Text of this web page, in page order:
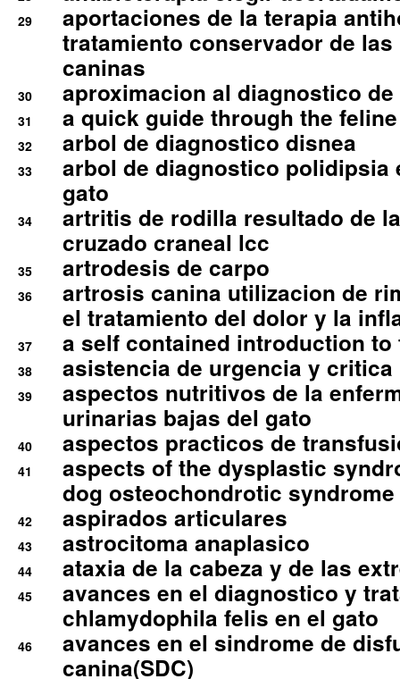
29
aportaciones de la terapia
tratamiento conservador de
caninas
30 aproximacion al diagnostico
31 a quick guide through the
32 arbol de diagnostico disnea
33
arbol de diagnostico polidipsia
gato
34
artritis de rodilla resultado de
cruzado craneal lcc
35 artrodesis de carpo
36
artrosis canina utilizacion de
el tratamiento del dolor y la
37 a self contained introduction
38 asistencia de urgencia y
39
aspectos nutritivos de la
urinarias bajas del gato
40 aspectos practicos de
41
aspects of the dysplastic
dog osteochondrotic syndrome
42 aspirados articulares
43 astrocitoma anaplasico
44 ataxia de la cabeza y de las
45
avances en el diagnostico y
chlamydophila felis en el gato
46
avances en el sindrome de
canina(SDC)